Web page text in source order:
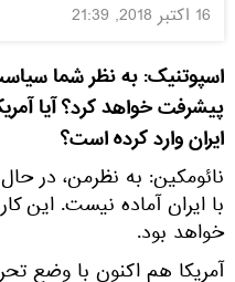
16 اکتبر 2018, 21:39
اسپوتنیک: به نظر شما
پیشرفت خواهد کرد؟ آیا
ایران وارد کرده است؟
نائومکین: به نظرمن، در
با ایران آماده نیست. این
خواهد بود.
آمریکا هم اکنون با وضع